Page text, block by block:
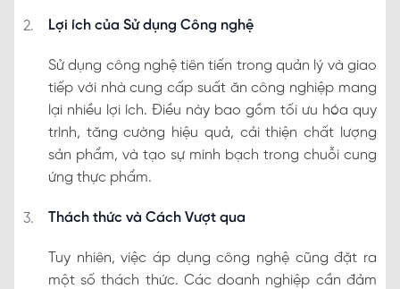
Lợi ích của Sử dụng Công nghệ
Sử dụng công nghệ tiên tiến trong quản lý và giao
tiếp với nhà cung cấp suất ăn công nghiệp mang
lại nhiều lợi ích. Điều này bao gồm tối ưu hóa quy
trình, tăng cường hiệu quả, cải thiện chất lượng
sản phẩm, và tạo sự minh bạch trong chuỗi cung
ứng thực phẩm.
Thách thức và Cách Vượt qua
Tuy nhiên, việc áp dụng công nghệ cũng đặt ra
một số thách thức. Các doanh nghiệp cần đảm